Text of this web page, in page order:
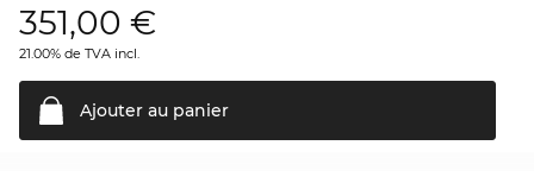
351,00 €
21.00% de TVA incl.
Ajouter au panier